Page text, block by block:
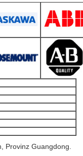
Provinz Guangdong.